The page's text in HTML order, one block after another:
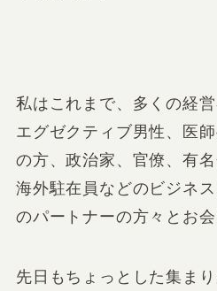
私はこれまで、多くの経
エグゼクティブ男性、医
の方、政治家、官僚、有
海外駐在員などのビジネ
のパートナーの方々とお会
先日もちょっとした集ま